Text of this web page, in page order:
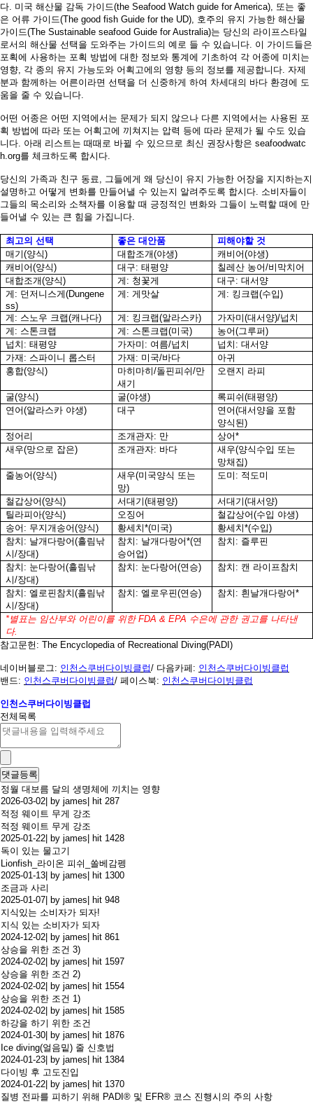
다 미국 해산물 감독 가이드(the Seafood Watch guide for America), 또는 좋
은 어류 가이드(The good fish Guide for the UD), 호주의 유지 가능한 해산물
가이드(The Sustainable seafood Guide for Australia)는 당신의 라이프스타일
로서의 해산물 선택을 도와주는 가이드의 예로 들 수 있습니다 이 가이드들은
포획에 사용하는 포획 방법에 대한 정보와 통계에 기초하여 각 어종에 미치는
영향 각 종의 유지 가능도와 어획고에의 영향 등의 정보를 제공합니다 자제
분과 함께하는 어른이라면 선택을 더 신중하게 하여 차세대의 바다 환경에 도
움을 줄 수 있습니다
어떤 어종은 어떤 지역에서는 문제가 되지 않으나 다른 지역에서는 사용된 포
획 방법에 따라 또는 어획고에 끼쳐지는 압력 등에 따라 문제가 될 수도 있습
니다 아래 리스트는 때때로 바뀔 수 있으므로 최신 권장사항은 seafoodwatc
h.org를 체크하도록 합시다
당신의 가족과 친구 동료
그들에게 왜 당신이 유지 가능한 어장을 지지하는지
설명하고 어떻게 변화를 만들어낼 수 있는지 알려주도록 합시다 소비자들이
그들의 목소리와 소책자를 이용할 때 긍정적인 변화와 그들이 노력할 때에 만
들어낼 수 있는 큰 힘을 가집니다
최고의 선택 좋은 대안품
피해야할 것
매기(양식) 대합조개(야생) 캐비어(야생)
캐비어(양식) 대구:태평양 칠레산 농어/비막치어
대합조개(양식) 게 : 청꽃게 대구:대서양
게 : 던저니스게(Dungene
ss)
게 : 게맛살 게 : 킹크랩(수입)
게 : 스노우 크랩(캐나다) 게 : 킹크랩(알라스카) 가자미(대서양)/넙치
게 : 스톤크랩 게 : 스톤크랩(미국) 농어(그루퍼)
넙치 :태평양 가자미 : 여름/넙치 넙치 :대서양
가재 : 스파이니 롭스터 가재 : 미국/바다
아귀
홍합(양식) 마히마히/돌핀피쉬/만
새기
오랜지 라피
굴(양식) 굴(야생) 록피쉬(태평양)
연어(알라스카 야생) 대구 연어(대서양을 포함
양식된)
정어리
조개관자: 만 상어*
새우(망으로 잡은) 조개관자: 바다 새우(양식수입 또는
망채집)
줄농어(양식) 새우(미국양식 또는
망)
도미 : 적도미
철갑상어(양식) 서대기(태평양) 서대기(대서양)
틸라피아(양식) 오징어 철갑상어(수입 야생)
송어 : 무지개송어(양식) 황세치*(미국) 황세치*(수입)
참치 : 날개다랑어(흘림낚
시/장대)
참치 : 날개다랑어*(연
승어업)
참치 : 즐루핀
참치 : 눈다랑어(흘림낚
시/장대)
참치 : 눈다랑어(연승) 참치 : 캔 라이프참치
참치 :엘로핀참치(흘림낚
시/장대)
참치 :엘로우핀(연승) 참치 : 흰날개다랑어*
*별표는 임산부와 어린이를 위한FDA & EPA 수은에 관한 권고를 나타낸
다.
참고문헌 : The Encyclopedia of Recreational Diving(PADI)
네이버블로그 : 인천스쿠버다이빙클럽/ 다음카페 : 인천스쿠버다이빙클럽
밴드 : 인천스쿠버다이빙클럽/ 페이스북: 인천스쿠버다이빙클럽
인천스쿠버다이빙클럽
전체목록
정월 대보름 달의 생명체에 끼치는 영향
2026-03-02| by james| hit 287
적정 웨이트 무게 강조
적정 웨이트 무게 강조
2025-01-22| by james| hit 1428
독이 있는 물고기
Lionfish_라이온 피쉬_쏠베감펭
2025-01-13| by james| hit 1300
조금과 사리
2025-01-07| by james| hit 948
지식있는 소비자가 되자!
지식 있는 소비자가 되자
2024-12-02| by james| hit 861
상승을 위한 조건 3)
2024-02-02| by james| hit 1597
상승을 위한 조건 2)
2024-02-02| by james| hit 1554
상승을 위한 조건 1)
2024-02-02| by james| hit 1585
하강을 하기 위한 조건
2024-01-30| by james| hit 1876
Ice diving(얼음밑) 줄 신호법
2024-01-23| by james| hit 1384
다이빙 후 고도진입
2024-01-22| by james| hit 1370
질병 전파를 피하기 위해 PADI® 및 EFR® 코스 진행시의 주의 사항